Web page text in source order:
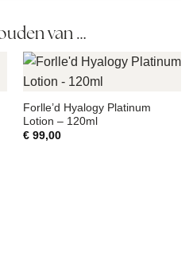
van …
Forlle’d Hyalogy Platinum
Lotion – 120ml
€99,00